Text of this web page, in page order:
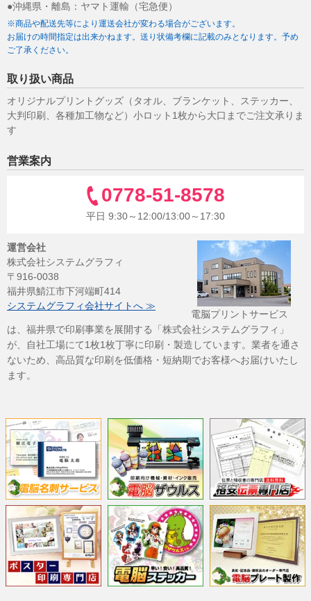
●沖縄県・離島：ヤマト運輸（宅急便）
※商品や配送先等により運送会社が変わる場合がございます。
お届けの時間指定は出来かねます。送り状備考欄に記載のみとなります。予め
ご了承ください。
取り扱い商品
オリジナルプリントグッズ（タオル、ブランケット、ステッカー、
大判印刷、各種加工物など）小ロット1枚から大口までご注文承りま
す
営業案内
0778-51-8578
平日 9:30～12:00/13:00～17:30
運営会社
株式会社システムグラフィ
〒916-0038
福井県鯖江市下河端町414
システムグラフィ会社サイトへ ≫
電脳プリントサービス
は、福井県で印刷事業を展開する「株式会社システムグラフィ」
が、自社工場にて1枚1枚丁寧に印刷・製造しています。業者を通さ
ないため、高品質な印刷を低価格・短納期でお客様へお届けいたし
ます。